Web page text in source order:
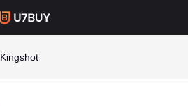
Kingshot